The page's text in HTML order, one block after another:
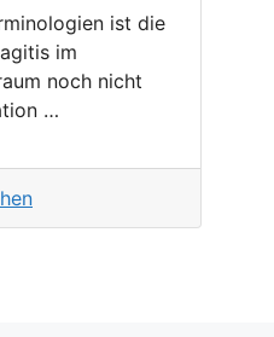
ist die
im
noch nicht
…